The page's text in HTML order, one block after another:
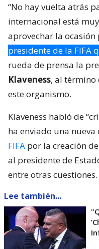
“No hay vuelta atrás
internacional está
aprovechar la
presidente de la FIFA
rueda de prensa la
Klaveness, al término
este organismo.
Klaveness habló de
ha enviado una
FIFA por la creación
al presidente de
entre otras cuestiones.
Lee también...